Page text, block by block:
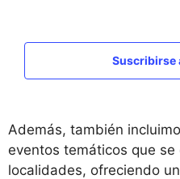
Suscribirse
Además, también
eventos temáticos que
localidades, ofreciendo